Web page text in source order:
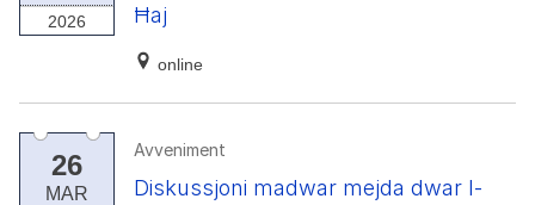
2026
Ħaj
online
26
MAR
Avveniment
Diskussjoni madwar mejda dwar l-